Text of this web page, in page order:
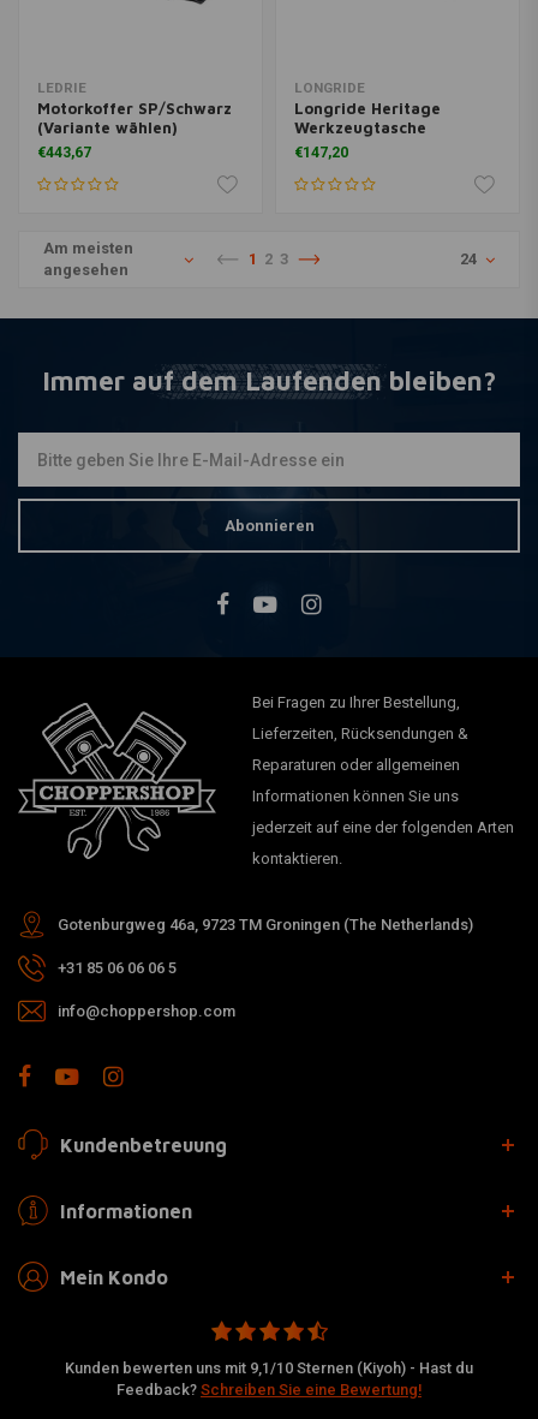
LEDRIE
Motorkoffer SP/Schwarz
(Variante wählen)
€443,67
LONGRIDE
Longride Heritage
Werkzeugtasche
€147,20
Am meisten
angesehen
1 2 3 24
Immer auf dem Laufenden bleiben?
Abonnieren
Bei Fragen zu Ihrer Bestellung,
Lieferzeiten, Rücksendungen &
Reparaturen oder allgemeinen
Informationen können Sie uns
jederzeit auf eine der folgenden Arten
kontaktieren.
Gotenburgweg 46a, 9723 TM Groningen (The Netherlands)
+31 85 06 06 06 5
info@choppershop.com
Kundenbetreuung
Informationen
Mein Kondo
Kunden bewerten uns mit 9,1/10 Sternen (Kiyoh) - Hast du
Feedback? Schreiben Sie eine Bewertung!